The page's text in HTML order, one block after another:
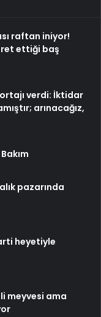
raftan iniyor!
ettiği baş
verdi: İktidar
arınacağız,
pazarında
heyetiyle
meyvesi ama